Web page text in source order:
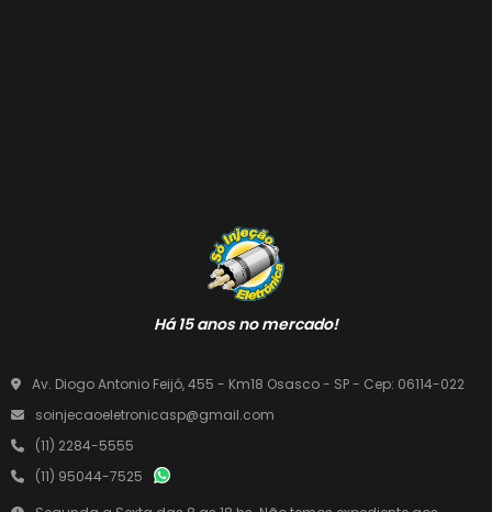
Há 15 anos no mercado!
Av. Diogo Antonio Feijó, 455 - Km18 Osasco - SP - Cep: 06114-022
soinjecaoeletronicasp@gmail.com
(11) 2284-5555
(11) 95044-7525